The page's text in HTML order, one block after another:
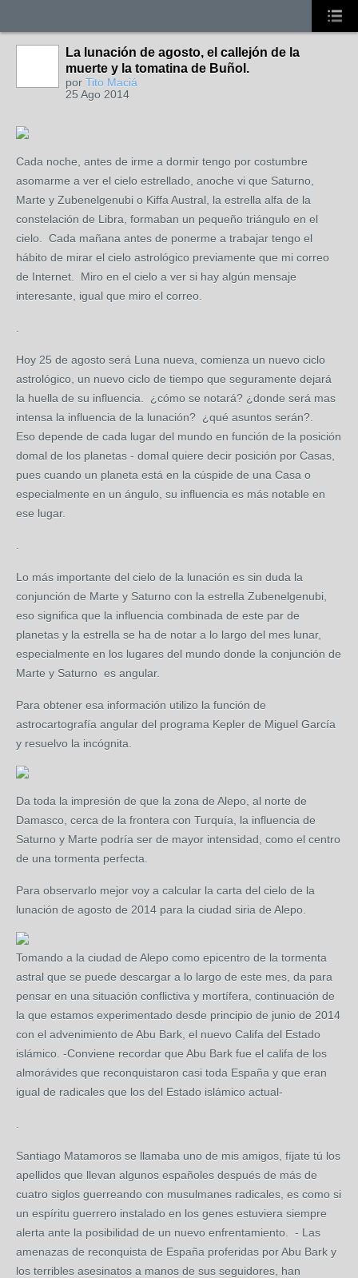
La lunación de agosto, el callejón de la
muerte y la tomatina de Buñol.
por Tito Maciá
25 Ago 2014
Cada noche, antes de irme a dormir tengo por costumbre
asomarme a ver el cielo estrellado, anoche vi que Saturno,
Marte y Zubenelgenubi o Kiffa Austral, la estrella alfa de la
constelación de Libra, formaban un pequeño triángulo en el
cielo. Cada mañana antes de ponerme a trabajar tengo el
hábito de mirar el cielo astrológico previamente que mi correo
de Internet. Miro en el cielo a ver si hay algún mensaje
interesante, igual que miro el correo.
Hoy 25 de agosto será Luna nueva, comienza un nuevo ciclo
astrológico, un nuevo ciclo de tiempo que seguramente dejará
la huella de su influencia. ¿cómo se notará? ¿donde será mas
intensa la influencia de la lunación? ¿qué asuntos serán?.
Eso depende de cada lugar del mundo en función de la posición
domal de los planetas - domal quiere decir posición por Casas,
pues cuando un planeta está en la cúspide de una Casa o
especialmente en un ángulo, su influencia es más notable en
ese lugar.
Lo más importante del cielo de la lunación es sin duda la
conjunción de Marte y Saturno con la estrella Zubenelgenubi,
eso significa que la influencia combinada de este par de
planetas y la estrella se ha de notar a lo largo del mes lunar,
especialmente en los lugares del mundo donde la conjunción de
Marte y Saturno es angular.
Para obtener esa información utilizo la función de
astrocartografía angular del programa Kepler de Miguel García
y resuelvo la incógnita.
Da toda la impresión de que la zona de Alepo, al norte de
Damasco, cerca de la frontera con Turquía, la influencia de
Saturno y Marte podría ser de mayor intensidad, como el centro
de una tormenta perfecta.
Para observarlo mejor voy a calcular la carta del cielo de la
lunación de agosto de 2014 para la ciudad siria de Alepo.
Tomando a la ciudad de Alepo como epicentro de la tormenta
astral que se puede descargar a lo largo de este mes, da para
pensar en una situación conflictiva y mortífera, continuación de
la que estamos experimentado desde principio de junio de 2014
con el advenimiento de Abu Bark, el nuevo Califa del Estado
islámico. -Conviene recordar que Abu Bark fue el califa de los
almorávides que reconquistaron casi toda España y que eran
igual de radicales que los del Estado islámico actual-
Santiago Matamoros se llamaba uno de mis amigos, fíjate tú los
apellidos que llevan algunos españoles después de más de
cuatro siglos guerreando con musulmanes radicales, es como si
un espíritu guerrero instalado en los genes estuviera siempre
alerta ante la posibilidad de un nuevo enfrentamiento. - Las
amenazas de reconquista de España proferidas por Abu Bark y
los terribles asesinatos a manos de sus seguidores, han